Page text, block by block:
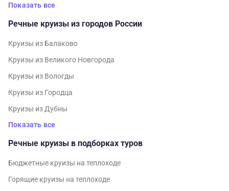
Показать все
Речные круизы из городов России
Круизы из Балаково
Круизы из Великого Новгорода
Круизы из Вологды
Круизы из Городца
Круизы из Дубны
Показать все
Речные круизы в подборках туров
Бюджетные круизы на теплоходе
Горящие круизы на теплоходе